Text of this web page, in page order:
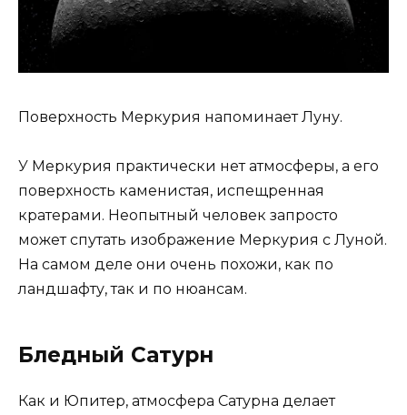
Поверхность Меркурия напоминает Луну.
У Меркурия практически нет атмосферы, а его
поверхность каменистая, испещренная
кратерами. Неопытный человек запросто
может спутать изображение Меркурия с Луной.
На самом деле они очень похожи, как по
ландшафту, так и по нюансам.
Бледный Сатурн
Как и Юпитер, атмосфера Сатурна делает